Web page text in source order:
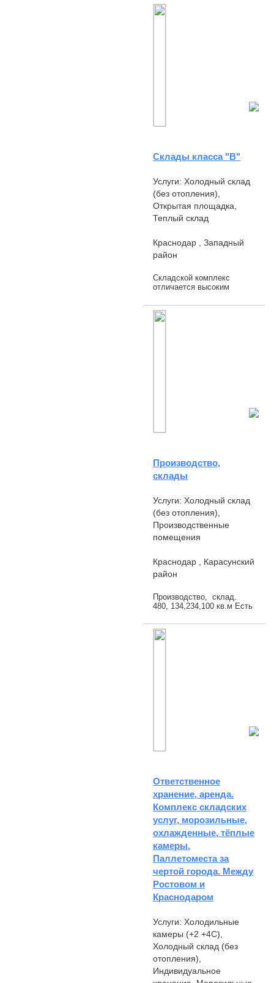
Перекресток, Чижик,
Озон.В аренду здаются 3
Склады класса "В"
Услуги: Холодный склад
(без отопления),
Открытая площадка,
Теплый склад
Краснодар , Западный
район
Складской комплекс
отличается высоким
хорошей транспортной
доступностью и наличием
современной
Производство,
склады
Услуги: Холодный склад
(без отопления),
Производственные
помещения
Краснодар , Карасунский
район
Производство, склад.
480, 134,234,100 кв.м Есть
оборудовать
грузоподьемными
механизмами склады.
Ответственное
хранение, аренда.
Комплекс складских
услуг, морозильные,
охлажденные, тёплые
камеры.
Паллетоместа за
чертой города. Между
Ростовом и
Краснодаром
Услуги: Холодильные
камеры (+2 +4С),
Холодный склад (без
отопления),
Индивидуальное